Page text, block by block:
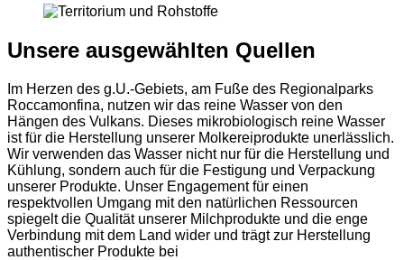
Unsere ausgewählten Quellen
Im Herzen des g.U.-Gebiets, am Fuße des Regionalparks
Roccamonfina, nutzen wir das reine Wasser von den
Hängen des Vulkans. Dieses mikrobiologisch reine Wasser
ist für die Herstellung unserer Molkereiprodukte unerlässlich.
Wir verwenden das Wasser nicht nur für die Herstellung und
Kühlung, sondern auch für die Festigung und Verpackung
unserer Produkte. Unser Engagement für einen
respektvollen Umgang mit den natürlichen Ressourcen
spiegelt die Qualität unserer Milchprodukte und die enge
Verbindung mit dem Land wider und trägt zur Herstellung
authentischer Produkte bei